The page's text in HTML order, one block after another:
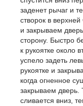
заденет рычаг и
створок в
и закрываем
сторону. Быстро
к рукоятке около
успело задеть
рукоятке и
когда огненное
закрываем дверь.
сливается вниз,